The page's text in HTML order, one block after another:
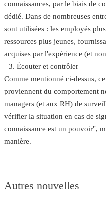
connaissances, par le biais de
dédié. Dans de nombreuses
sont utilisées : les employés
ressources plus jeunes,
acquises par l'expérience (et
Écouter et contrôler
Comme mentionné ci-dessus,
proviennent du comportement
managers (et aux RH) de
vérifier la situation en cas de
connaissance est un pouvoir",
manière.
Autres nouvelles